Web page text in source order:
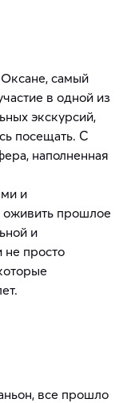
Оксане, самый
в одной из
экскурсий,
посещать. С
наполненная
и
оживить прошлое
и
просто
все прошло